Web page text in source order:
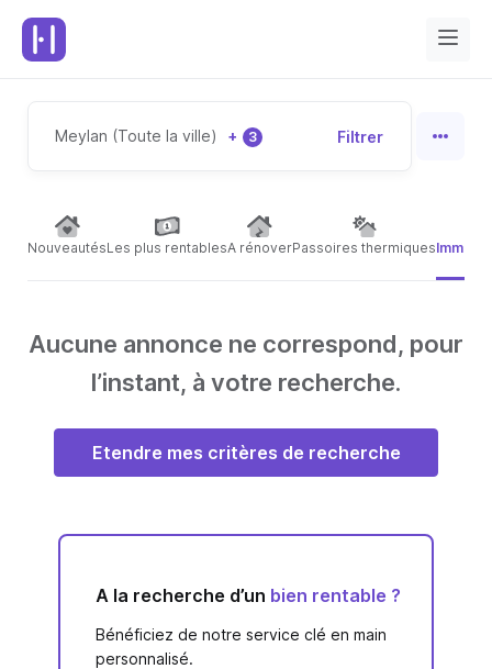
Meylan (Toute la ville) + 3 Filtrer
NouveautésLes plus rentablesA rénoverPassoires thermiques
Aucune annonce ne correspond, pour
l’instant, à votre recherche.
Etendre mes critères de recherche
A la recherche d’un bien rentable ?
Bénéficiez de notre service clé en main
personnalisé.